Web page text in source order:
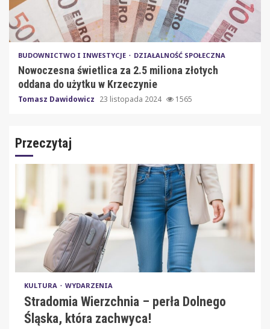
BUDOWNICTWO I INWESTYCJE DZIAŁALNOŚĆ SPOŁECZNA
Nowoczesna świetlica za 2.5 miliona złotych
oddana do użytku w Krzeczynie
Tomasz Dawidowicz 23 listopada 2024 1565
Przeczytaj
KULTURA WYDARZENIA
Stradomia Wierzchnia – perła Dolnego
Śląska, która zachwyca!